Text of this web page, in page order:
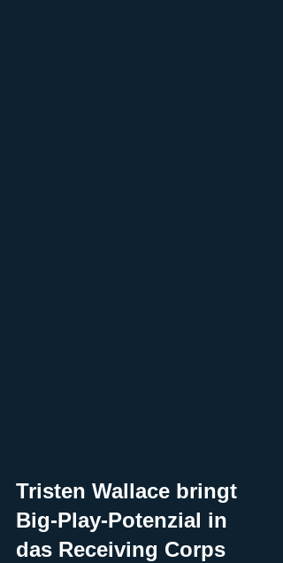
Tristen Wallace bringt
Big-Play-Potenzial in
das Receiving Corps